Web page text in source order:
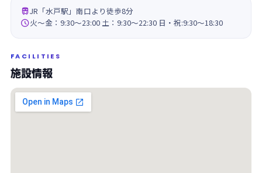
JR「水戸駅」南口より徒歩8分
火～金：9:30～23:00 土：9:30～22:30 日・祝:9:30～18:30
FACILITIES
施設情報